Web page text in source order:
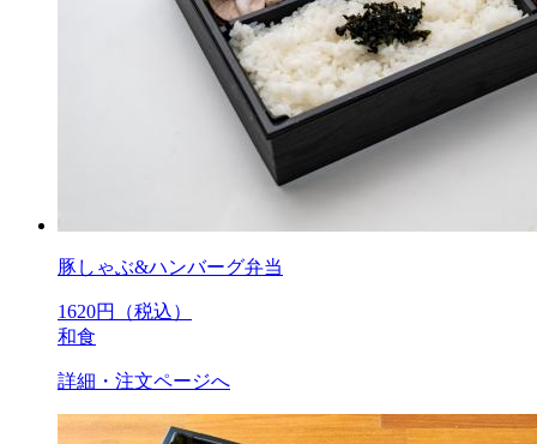
豚しゃぶ&ハンバーグ弁当
1620円（税込）
和食
詳細・注文ページへ